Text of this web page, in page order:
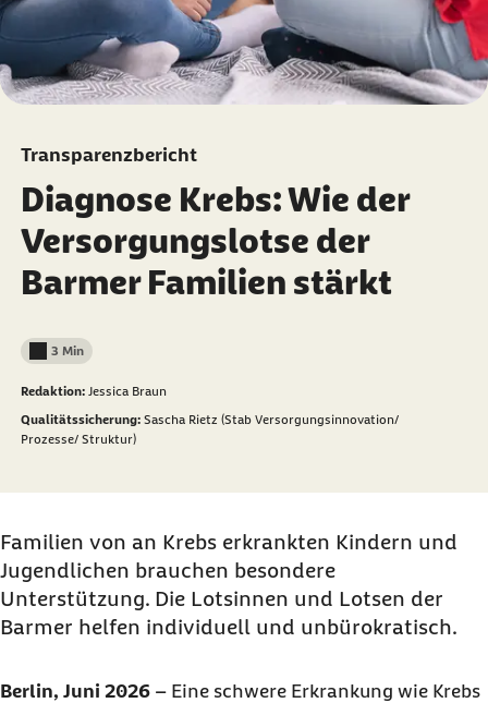
Transparenzbericht
Diagnose Krebs: Wie der
Versorgungslotse der
Barmer Familien stärkt
Lesedauer weniger als
3 Min
Redaktion: Jessica Braun
Qualitätssicherung: Sascha Rietz (Stab Versorgungsinnovation/
Prozesse/ Struktur)
Familien von an Krebs erkrankten Kindern und
Jugendlichen brauchen besondere
Unterstützung. Die Lotsinnen und Lotsen der
Barmer helfen individuell und unbürokratisch.
Berlin, Juni 2026 – Eine schwere Erkrankung wie Krebs